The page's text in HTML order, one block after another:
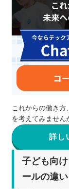
これからの働き方
を考えてみません
詳し
子ども向
ールの違い